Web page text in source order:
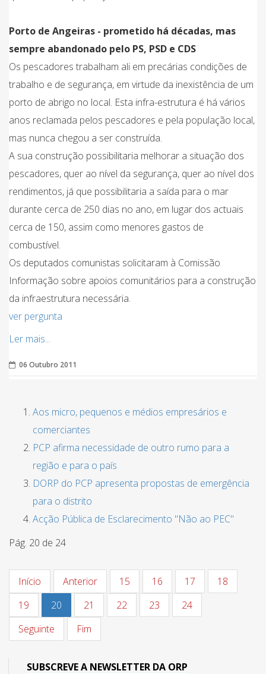
Porto de Angeiras - prometido há décadas, mas
sempre abandonado pelo PS, PSD e CDS
Os pescadores trabalham ali em precárias condições de
trabalho e de segurança, em virtude da inexistência de um
porto de abrigo no local. Esta infra-estrutura é há vários
anos reclamada pelos pescadores e pela população local,
mas nunca chegou a ser construída.
A sua construção possibilitaria melhorar a situação dos
pescadores, quer ao nível da segurança, quer ao nível dos
rendimentos, já que possibilitaria a saída para o mar
durante cerca de 250 dias no ano, em lugar dos actuais
cerca de 150, assim como menores gastos de
combustível.
Os deputados comunistas solicitaram à Comissão
Informação sobre apoios comunitários para a construção
da infraestrutura necessária.
ver pergunta
Ler mais...
06 Outubro 2011
Aos micro, pequenos e médios empresários e
comerciantes
PCP afirma necessidade de outro rumo para a
região e para o país
DORP do PCP apresenta propostas de emergência
para o distrito
Acção Pública de Esclarecimento "Não ao PEC"
Pág. 20 de 24
Início Anterior 15 16 17
18
19
20 21 22 23
24
Seguinte
Fim
SUBSCREVE A NEWSLETTER DA ORP